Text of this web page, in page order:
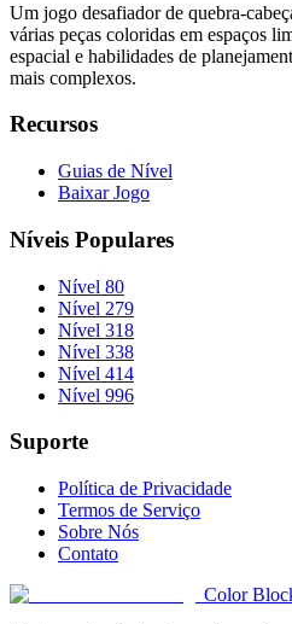
Um jogo desafiador de quebra-
várias peças coloridas em espaços
espacial e habilidades de
mais complexos.
Recursos
Guias de Nível
Baixar Jogo
Níveis Populares
Nível 80
Nível 279
Nível 318
Nível 338
Nível 414
Nível 996
Suporte
Política de Privacidade
Termos de Serviço
Sobre Nós
Contato
Color